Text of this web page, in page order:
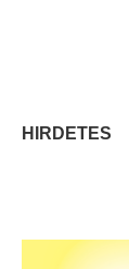
HIRDETÉS